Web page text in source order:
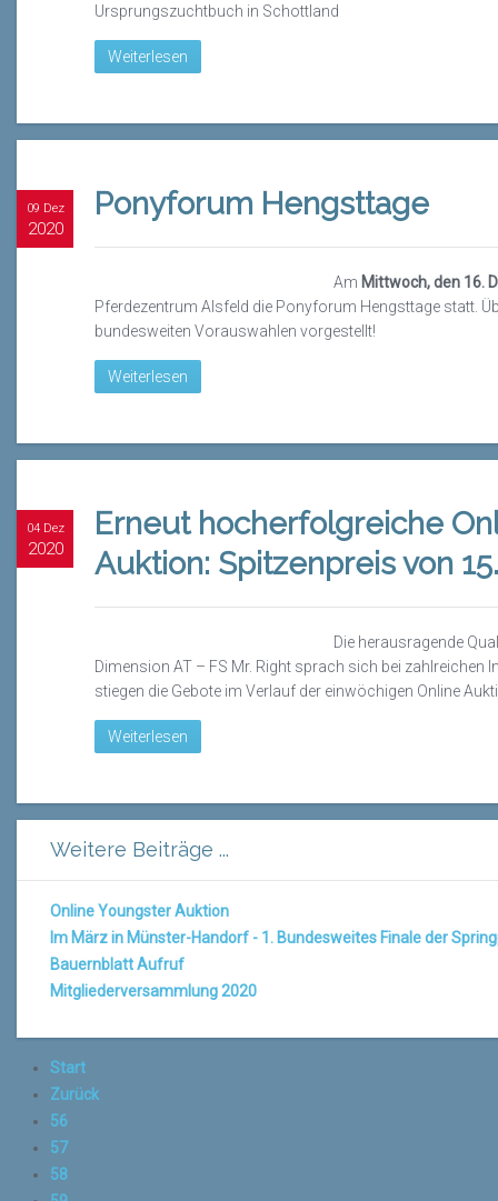
Ursprungszuchtbuch in Schottland
Weiterlesen
09 Dez
2020
Ponyforum Hengsttage
Am Mittwoch, den 16.
Pferdezentrum Alsfeld die Ponyforum Hengsttage statt.
bundesweiten Vorauswahlen vorgestellt!
Weiterlesen
04 Dez
2020
Erneut hocherfolgreiche
Auktion: Spitzenpreis von
Die herausragende
Dimension AT – FS Mr. Right sprach sich bei zahlreichen
stiegen die Gebote im Verlauf der einwöchigen Online
Weiterlesen
Weitere Beiträge ...
Online Youngster Auktion
Im März in Münster-Handorf - 1. Bundesweites Finale der
Bauernblatt Aufruf
Mitgliederversammlung 2020
Start
Zurück
56
57
58